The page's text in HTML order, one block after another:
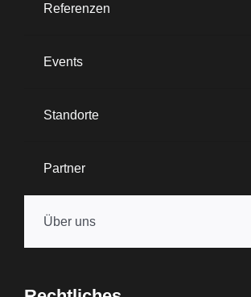
Referenzen
Events
Standorte
Partner
Über uns